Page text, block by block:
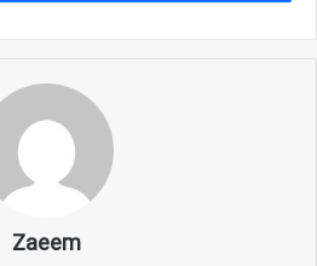
همه امید داشتند حسن، روزی انسان
ولی حسن، همان
بزرگ که در این دار فانی نمی گنجید.
Zaeem